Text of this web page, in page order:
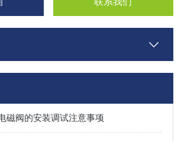
磁阀的安装调试注意事项